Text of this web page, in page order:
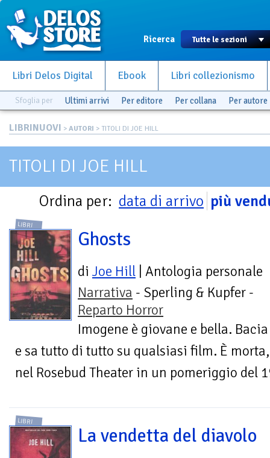
Ricerca
Libri Delos Digital Ebook Libri collezionismo
Sfoglia per Ultimi arrivi Per editore Per collana Per autore
LIBRINUOVI > AUTORI > TITOLI DI JOE HILL
TITOLI DI JOE HILL
Ordina per: data di arrivo più
LIBRI
Ghosts
di Joe Hill | Antologia personale
Narrativa - Sperling & Kupfer -
Reparto Horror
Imogene è giovane e bella.
e sa tutto di tutto su qualsiasi film. È
nel Rosebud Theater in un pomeriggio del
LIBRI
La vendetta del diavolo